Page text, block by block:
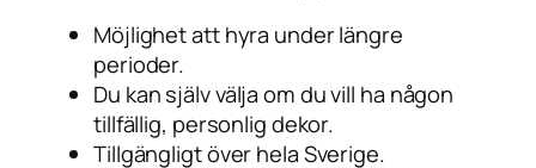
Möjlighet att hyra under längre
perioder.
Du kan själv välja om du vill ha någon
tillfällig, personlig dekor.
Tillgängligt över hela Sverige.